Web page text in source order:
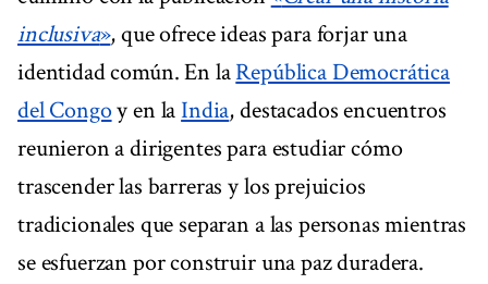
inclusiva», que ofrece ideas para forjar una
identidad común. En laRepública Democrática
del Congoy en la India, destacados encuentros
reunieron a dirigentes para estudiar cómo
trascender las barreras y los prejuicios
tradicionales que separan a las personas mientras
se esfuerzan por construir una paz duradera.